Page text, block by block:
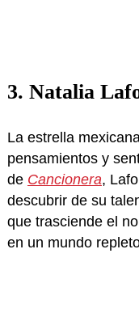
3. Natalia
La estrella
pensamientos y
de Cancionera,
descubrir de su
que trasciende el
en un mundo